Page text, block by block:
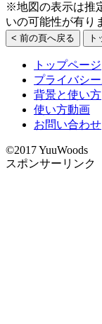
※地図の表示は推
いの可能性が有り
< 前の頁へ戻る ト
トップページ
プライバシ
背景と使い方
使い方動画
お問い合わせ
©2017 YuuWoods
スポンサーリンク